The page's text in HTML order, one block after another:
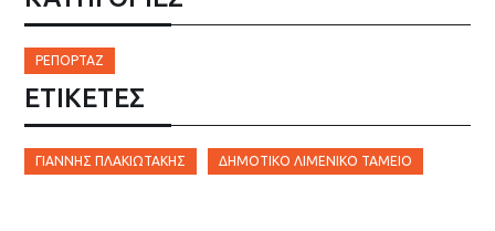
ΡΕΠΟΡΤΆΖ
ΕΤΙΚΈΤΕΣ
ΓΙΆΝΝΗΣ ΠΛΑΚΙΩΤΆΚΗΣ ΔΗΜΟΤΙΚΌ ΛΙΜΕΝΙΚΌ ΤΑΜΕΊΟ